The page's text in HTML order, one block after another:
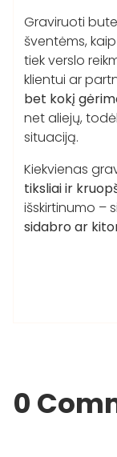
Graviruoti
šventėms,
tiek verslo
klientui ar
bet kokį
net aliejų,
situaciją.
Kiekvienas
tiksliai ir
išskirtinumo –
sidabro ar
0